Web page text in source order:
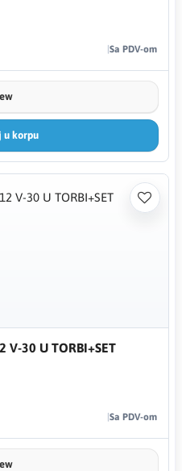
Sa PDV-om
u korpu
V-30 U TORBI+SET
Sa PDV-om